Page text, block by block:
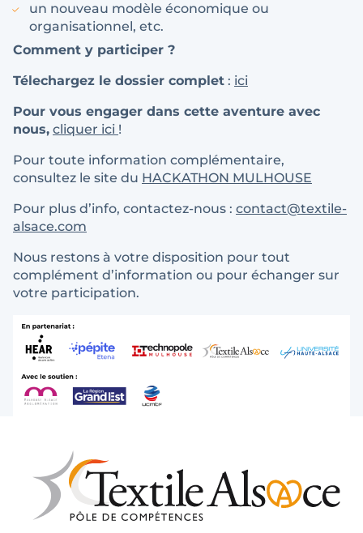
un nouveau modèle économique ou
organisationnel, etc.
Comment y participer ?
Télechargez le dossier complet : ici
Pour vous engager dans cette aventure avec
nous, cliquer ici !
Pour toute information complémentaire,
consultez le site du HACKATHON MULHOUSE
Pour plus d’info, contactez-nous : contact@textile-
alsace.com
Nous restons à votre disposition pour tout
complément d’information ou pour échanger sur
votre participation.